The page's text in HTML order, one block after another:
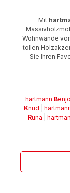
Mit
Wohnwände
tollen
Sie Ihren
hartmann Benjo
Knud
Runa